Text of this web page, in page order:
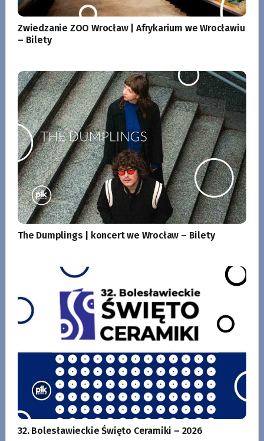
Zwiedzanie ZOO Wrocław | Afrykarium we Wrocławiu
– Bilety
The Dumplings | koncert we Wrocław – Bilety
32. Bolesławieckie Święto Ceramiki – 2026